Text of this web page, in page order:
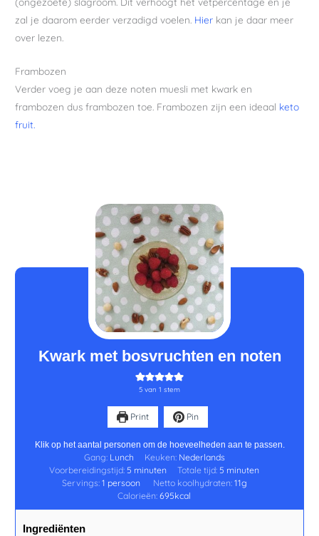
zal je daarom eerder verzadigd voelen. Hier kan je daar meer
over lezen.
Frambozen
Verder voeg je aan deze noten muesli met kwark en
frambozen dus frambozen toe. Frambozen zijn een ideaal keto
fruit.
Kwark met bosvruchten en noten
5 van 1 stem
Print Pin
Klik op het aantal personen om de hoeveelheden aan te passen.
Gang: Lunch Keuken: Nederlands
Voorbereidingstijd: 5
minuten
minuten Totale tijd: 5 minuten
Servings: 1 persoon Netto koolhydraten: 11g
Calorieën:695kcal
Ingrediënten